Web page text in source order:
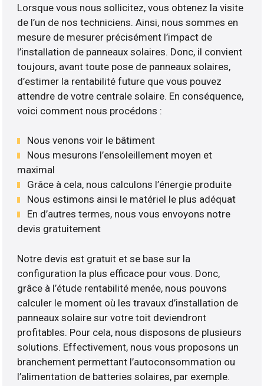
Lorsque vous nous sollicitez, vous obtenez la visite
de l’un de nos techniciens. Ainsi, nous sommes en
mesure de mesurer précisément l’impact de
l’installation de panneaux solaires. Donc, il convient
toujours, avant toute pose de panneaux solaires,
d’estimer la rentabilité future que vous pouvez
attendre de votre centrale solaire. En conséquence,
voici comment nous procédons :
Nous venons voir le bâtiment
Nous mesurons l’ensoleillement moyen et
maximal
Grâce à cela, nous calculons l’énergie produite
Nous estimons ainsi le matériel le plus adéquat
En d’autres termes, nous vous envoyons notre
devis gratuitement
Notre devis est gratuit et se base sur la
configuration la plus efficace pour vous. Donc,
grâce à l’étude rentabilité menée, nous pouvons
calculer le moment où les travaux d’installation de
panneaux solaire sur votre toit deviendront
profitables. Pour cela, nous disposons de plusieurs
solutions. Effectivement, nous vous proposons un
branchement permettant l’autoconsommation ou
l’alimentation de batteries solaires, par exemple.